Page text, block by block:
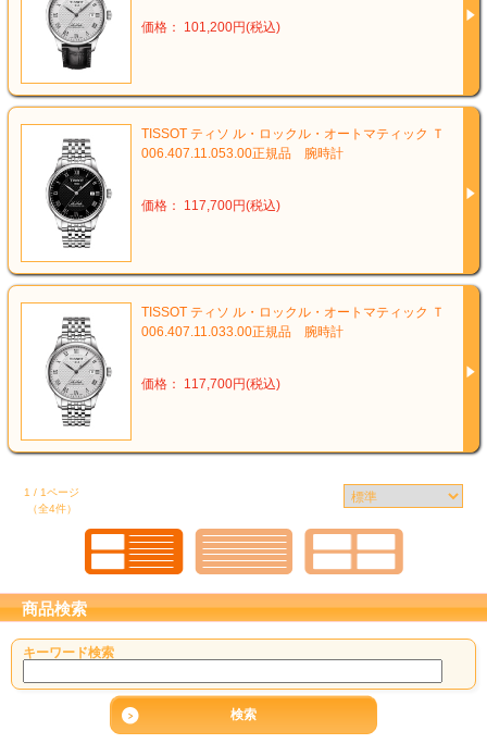
価格： 101,200円(税込)
TISSOT ティソ ル・ロックル・オートマティック Ｔ
006.407.11.053.00正規品 腕時計
価格： 117,700円(税込)
TISSOT ティソ ル・ロックル・オートマティック Ｔ
006.407.11.033.00正規品 腕時計
価格： 117,700円(税込)
1 / 1ページ
（全4件）
商品検索
キーワード検索